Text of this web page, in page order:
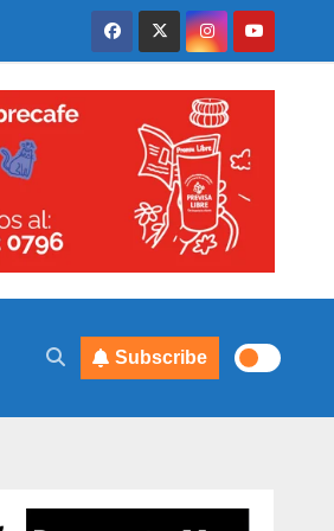
Subscribe